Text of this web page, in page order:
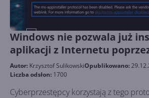
Windows nie pozwala już
aplikacji z Internetu
appinstaller
Autor: Krzysztof SulikowskiOpublikowano:
Liczba odsłon: 1700
Cyberprzestępcy korzystają z tego